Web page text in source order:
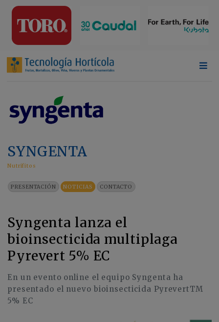
SYNGENTA
Nutrifitos
PRESENTACIÓN NOTICIAS CONTACTO
Syngenta lanza el
bioinsecticida multiplaga
Pyrevert 5% EC
En un evento online el equipo Syngenta ha
presentado el nuevo bioinsecticida PyrevertTM
5% EC